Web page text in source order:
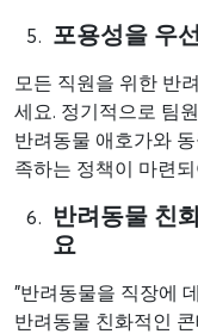
포용성을 우
모든 직원을 위한 반
세요. 정기적으로 팀
반려동물 애호가와
족하는 정책이 마련
반려동물 친
요
"반려동물을 직장에
반려동물 친화적인